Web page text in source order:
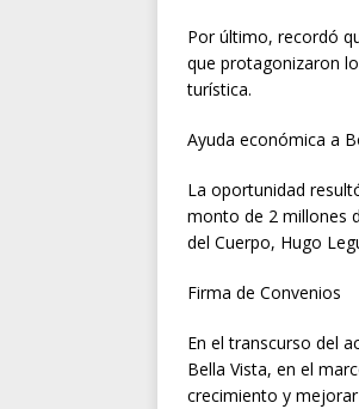
Por último, recordó
que protagonizaron
turística.
Ayuda económica a
La oportunidad
monto de 2 millones
del Cuerpo, Hugo
Firma de Convenios
En el transcurso del
Bella Vista, en el
crecimiento y